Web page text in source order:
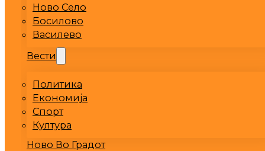
Ново Село
Босилово
Василево
Вести
Политика
Економија
Спорт
Култура
Ново Во Градот